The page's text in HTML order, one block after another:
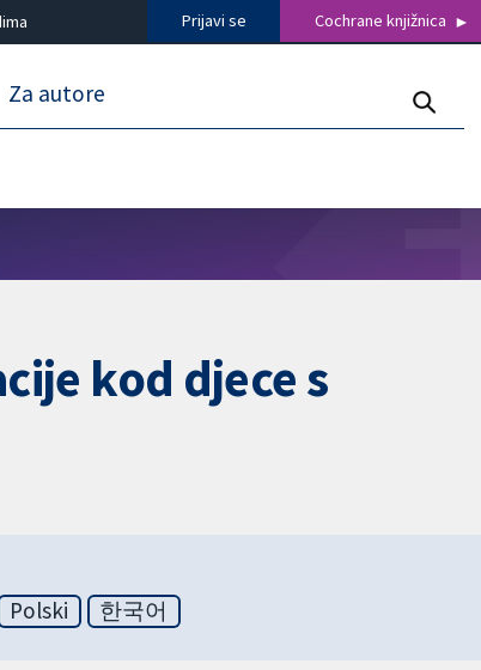
Prijavi se Cochrane knjižnica
Za autore
kod djece s
Polski 한국어